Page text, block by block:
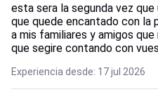
esta sera la segunda vez
que quede encantado con la
a mis familiares y amigos
que segire contando con
Experiencia desde: 17 jul 2026